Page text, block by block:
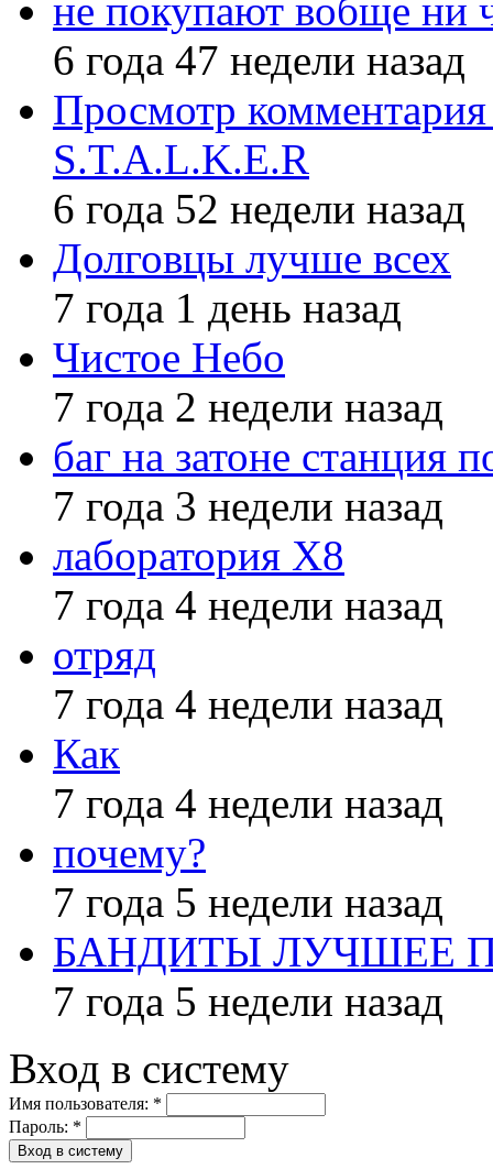
не покупают вобще ни
6 года 47 недели назад
Просмотр
S.T.A.L.K.E.R
6 года 52 недели назад
Долговцы лучше всех
7 года 1 день назад
Чистое Небо
7 года 2 недели назад
баг на затоне станция
7 года 3 недели назад
лаборатория X8
7 года 4 недели назад
отряд
7 года 4 недели назад
Как
7 года 4 недели назад
почему?
7 года 5 недели назад
БАНДИТЫ ЛУЧШЕЕ
7 года 5 недели назад
Вход в систему
Имя пользователя: *
Пароль: *